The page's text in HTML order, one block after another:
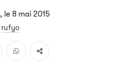
, le 8 mai 2015
rufyo